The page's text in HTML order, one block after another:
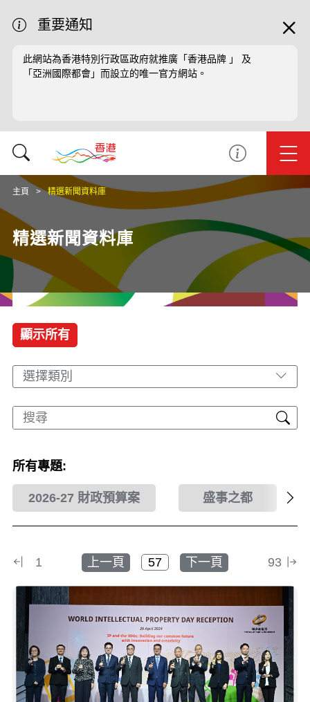
重要通知
此網站為香港特別行政區政府就推廣「香港品牌 」 及
「亞洲國際都會」而設立的唯一官方網站。
主頁 精選新聞資料庫
精選新聞資料庫
顯示所有
選擇類別
所有專題:
2026-27 財政預算案 盛事之都
1 上一頁 下一頁 93